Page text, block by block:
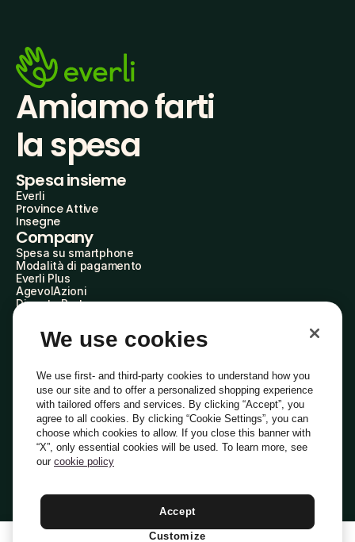
Amiamo farti
la spesa
Spesa insieme
Everli
Province Attive
Insegne
Company
Spesa su smartphone
Modalità di pagamento
Everli Plus
AgevolAzioni
Diventa Partner
Everli Shoppers
About Us
Everli News
Domande frequenti
Lavora con noi
Diventa Shopper
Investitori
PrivacyCookiePreferenze Cookie
Termini e CondizioniCodice Etico
Indirizzo PEC: everli@pec.it - indirizzo DPO: dpo@everli.com
Italiano
We use cookies
We use first- and third-party cookies to understand how you
use our site and to offer a personalized shopping experience
with tailored offers and services. By clicking “Accept”, you
agree to all cookies. By clicking “Cookie Settings”, you can
choose which cookies to allow. If you close this banner with
“X”, only essential cookies will be used. To learn more, see
our cookie policy
Accept
Customize